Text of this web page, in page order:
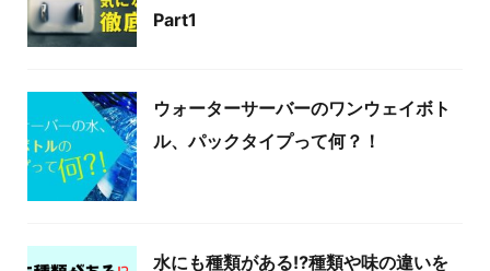
Part1
ウォーターサーバーのワンウェイボト
ル、パックタイプって何？！
水にも種類がある⁉種類や味の違いを